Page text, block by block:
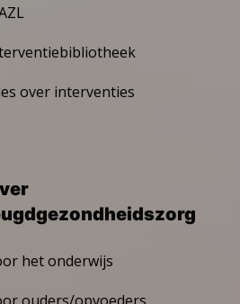
over interventies
het onderwijs